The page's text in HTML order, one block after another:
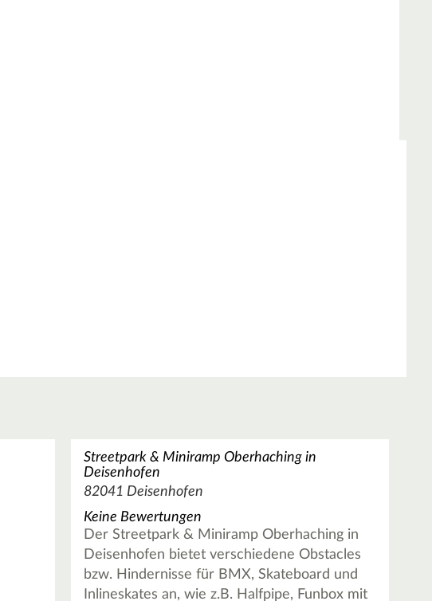
Streetpark & Miniramp Oberhaching in
Deisenhofen
82041 Deisenhofen
Keine Bewertungen
Der Streetpark & Miniramp Oberhaching in
Deisenhofen bietet verschiedene Obstacles
bzw. Hindernisse für BMX, Skateboard und
Inlineskates an, wie z.B. Halfpipe, Funbox mit